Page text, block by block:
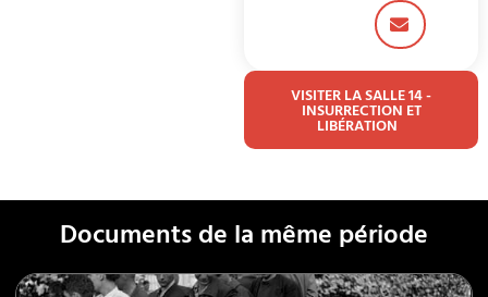
VISITER LA SALLE 14 -
INSURRECTION ET
LIBÉRATION
Documents de la même période